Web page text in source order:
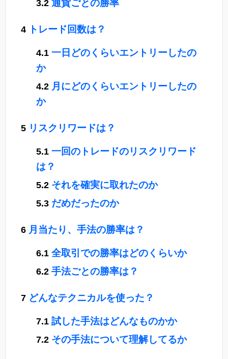
通貨ごとの勝率
トレード回数は？
一日どのくらいエントリーしたの
か
月にどのくらいエントリーしたの
か
リスクリワードは？
一回のトレードのリスクリワード
は？
それを確実に取れたのか
だめだったのか
月当たり、手法の勝率は？
全取引での勝率はどのくらいか
手法ごとの勝率は？
どんなテクニカルを使った？
試した手法はどんなものかか
その手法について理解してるか